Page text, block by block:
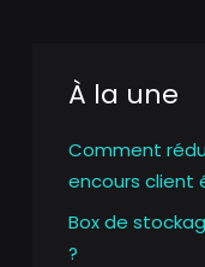
À la une
Comment
encours client
Box de
?